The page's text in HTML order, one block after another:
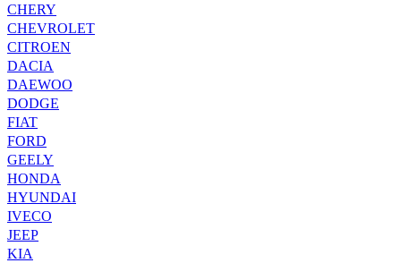
CHERY
CHEVROLET
CITROEN
DACIA
DAEWOO
DODGE
FIAT
FORD
GEELY
HONDA
HYUNDAI
IVECO
JEEP
KIA